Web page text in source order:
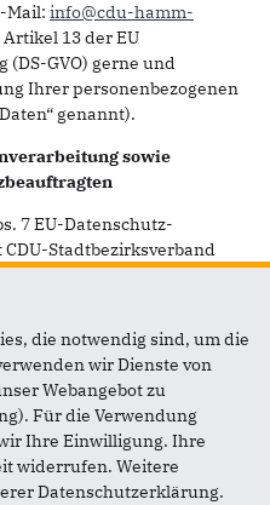
Mail: info@cdu-hamm-
13 der EU
GVO) gerne und
Ihrer personenbezogenen
genannt).
sowie
7 EU-Datenschutz-
Stadtbezirksverband
134, 59069 Hamm, E-
Ihnen unterinfo@cdu-
Postadresse für Rückfragen
dem Zusatz „der
zur Verfügung.
die notwendig sind, um die
wir Dienste von
Webangebot zu
Für die Verwendung
Ihre Einwilligung. Ihre
widerrufen. Weitere
Datenschutzerklärung.